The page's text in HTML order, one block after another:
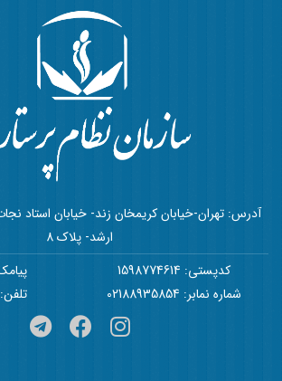
آدرس: تهران-خیابان کریمخان زند- خیابان استاد
ارشد- پلاک 8
کدپستی: 1598774614
پیامک:
شماره نمابر: 02188935854
تلفن: 42949-021